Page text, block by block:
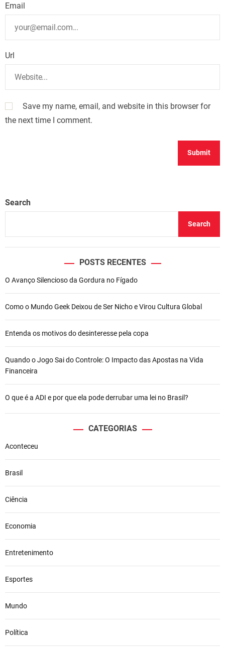
Email
Url
Save my name, email, and website in this browser for
the next time I comment.
Search
Search
POSTS RECENTES
O Avanço Silencioso da Gordura no Fígado
Como o Mundo Geek Deixou de Ser Nicho e Virou Cultura Global
Entenda os motivos do desinteresse pela copa
Quando o Jogo Sai do Controle: O Impacto das Apostas na Vida
Financeira
O que é a ADI e por que ela pode derrubar uma lei no Brasil?
CATEGORIAS
Aconteceu
Brasil
Ciência
Economia
Entretenimento
Esportes
Mundo
Política